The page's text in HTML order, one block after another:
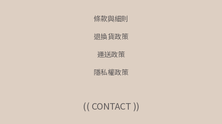
條款與細則
退換貨政策
運送政策
隱私權政策
(( CONTACT ))